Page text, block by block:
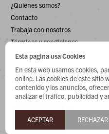
Esta página usa Cookies
En esta web usamos cookies,
online. Las cookies de este sitio
contenido y los anuncios,
analizar el tráfico, publicidad y
ACEPTAR RECHAZAR
¿Quiénes somos?
Contacto
Trabaja con nosotros
Términos y condiciones
CONTACTO
Whatsapp: 091487180
Teléfono: 27169991
Lunes a jueves de 9:00 a
9:30 a 13:00 y de 14:00 a 17:45.